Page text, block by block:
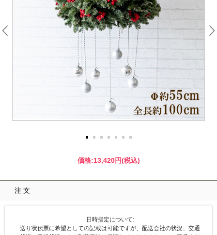
価格:13,420円(税込)
注文
日時指定について:
送り状伝票に希望としての記載は可能ですが、配送会社の状況、交通